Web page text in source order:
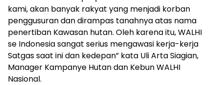
kami, akan banyak rakyat yang menjadi korban
penggusuran dan dirampas tanahnya atas nama
penertiban Kawasan hutan. Oleh karena itu, WALHI
se Indonesia sangat serius mengawasi kerja-kerja
Satgas saat ini dan kedepan” kata Uli Arta Siagian,
Manager Kampanye Hutan dan Kebun WALHI
Nasional.